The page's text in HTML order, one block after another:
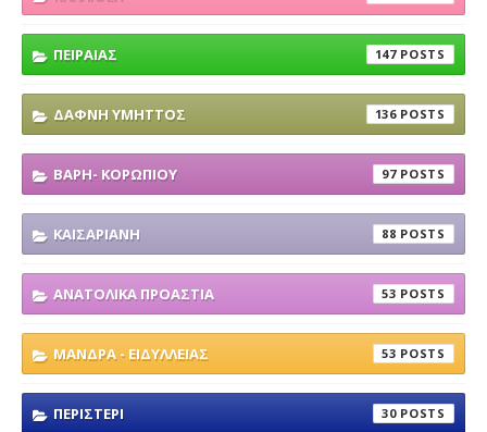
ΠΕΙΡΑΙΑΣ 147
ΔΑΦΝΗ ΥΜΗΤΤΟΣ 136
ΒΑΡΗ- ΚΟΡΩΠΙΟΥ 97
ΚΑΙΣΑΡΙΑΝΗ 88
ΑΝΑΤΟΛΙΚΑ ΠΡΟΑΣΤΙΑ 53
ΜΑΝΔΡΑ - ΕΙΔΥΛΛΕΙΑΣ 53
ΠΕΡΙΣΤΕΡΙ 30